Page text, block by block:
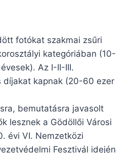
fotókat szakmai zsűri
kategóriában (10-
Az I-II-III.
díjakat kapnak (20-60 ezer
bemutatásra javasolt
lesznek a Gödöllői Városi
évi VI. Nemzetközi
Fesztivál idején